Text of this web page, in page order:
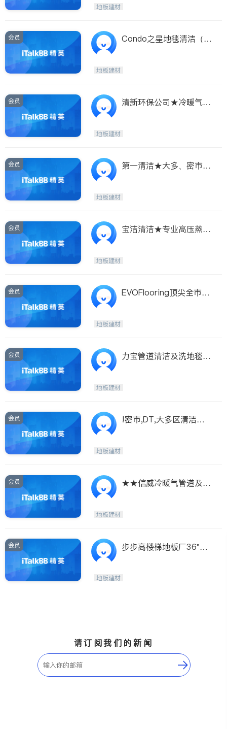
地板建材
会员
Condo之星地毯清洁（6
地板建材
会员
清新环保公司★冷暖气管
地板建材
会员
第一清洁★大多、密市等
地板建材
会员
宝洁清洁★专业高压蒸汽
地板建材
会员
EVOFlooring顶尖全市最
地板建材
会员
力宝管道清洁及洗地毯*
地板建材
会员
!密市,DT,大多区清洁地
地板建材
会员
★★信威冷暖气管道及地
地板建材
会员
步步高楼梯地板厂36"$1
地板建材
请订阅我们的新闻